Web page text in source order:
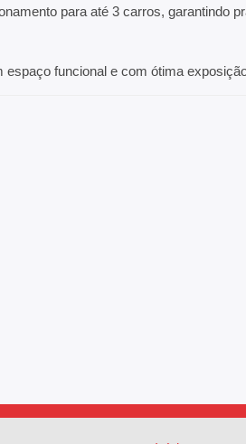
para até 3 carros, garantindo
espaço funcional e com ótima